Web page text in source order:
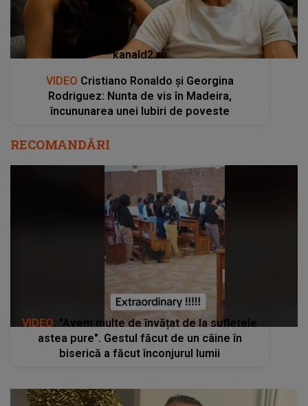
kanald2.ro
VIDEO Cristiano Ronaldo și Georgina
Rodriguez: Nunta de vis în Madeira,
încununarea unei Iubiri de poveste
RECOMANDĂRI
VIDEO. "Avem multe de învățat de la sufletele
astea pure". Gestul făcut de un câine în
biserică a făcut înconjurul lumii